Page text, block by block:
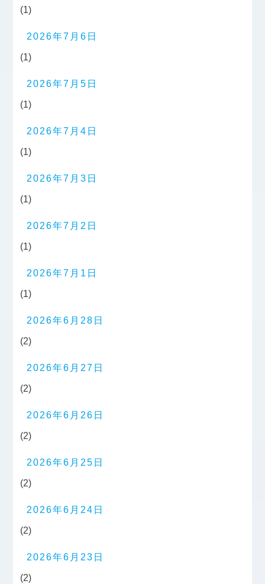
(1)
2026年7月6日
(1)
2026年7月5日
(1)
2026年7月4日
(1)
2026年7月3日
(1)
2026年7月2日
(1)
2026年7月1日
(1)
2026年6月28日
(2)
2026年6月27日
(2)
2026年6月26日
(2)
2026年6月25日
(2)
2026年6月24日
(2)
2026年6月23日
(2)